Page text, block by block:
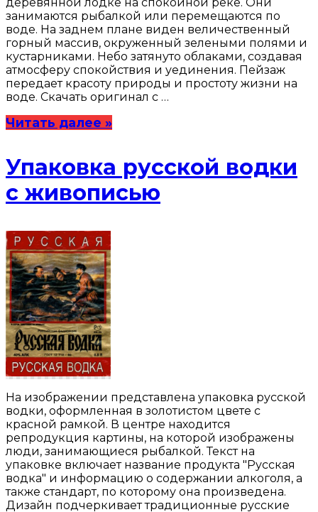
занимаются рыбалкой или перемещаются по
воде. На заднем плане виден величественный
горный массив, окруженный зелеными полями и
кустарниками. Небо затянуто облаками, создавая
атмосферу спокойствия и уединения. Пейзаж
передает красоту природы и простоту жизни на
воде. Скачать оригинал с …
Читать далее »
Упаковка русской водки
с живописью
На изображении представлена упаковка русской
водки, оформленная в золотистом цвете с
красной рамкой. В центре находится
репродукция картины, на которой изображены
люди, занимающиеся рыбалкой. Текст на
упаковке включает название продукта "Русская
водка" и информацию о содержании алкоголя, а
также стандарт, по которому она произведена.
Дизайн подчеркивает традиционные русские